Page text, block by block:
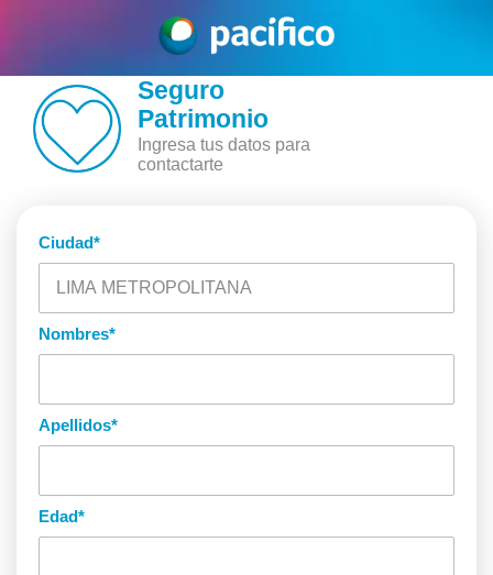
Seguro
Patrimonio
Ingresa tus datos para
contactarte
Ciudad*
Nombres*
Apellidos*
Edad*